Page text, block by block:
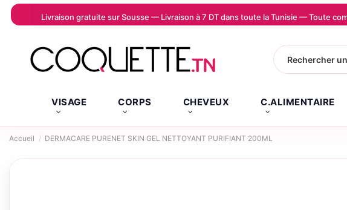
Livraison gratuite sur Sousse — Livraison à 7 DT dans toute la Tunisie — Toute
VISAGE CORPS CHEVEUX C.ALIMENTAIRE
Accueil DERMACARE PURENET SKIN GEL NETTOYANT PURIFIANT 200ML